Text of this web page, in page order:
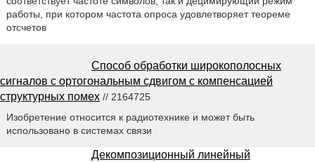
работы, при котором частота опроса удовлетворяет теореме
отсчетов
Способ обработки широкополосных
сигналов с ортогональным сдвигом с компенсацией
структурных помех // 2164725
Изобретение относится к радиотехнике и может быть
использовано в системах связи
Декомпозиционный линейный